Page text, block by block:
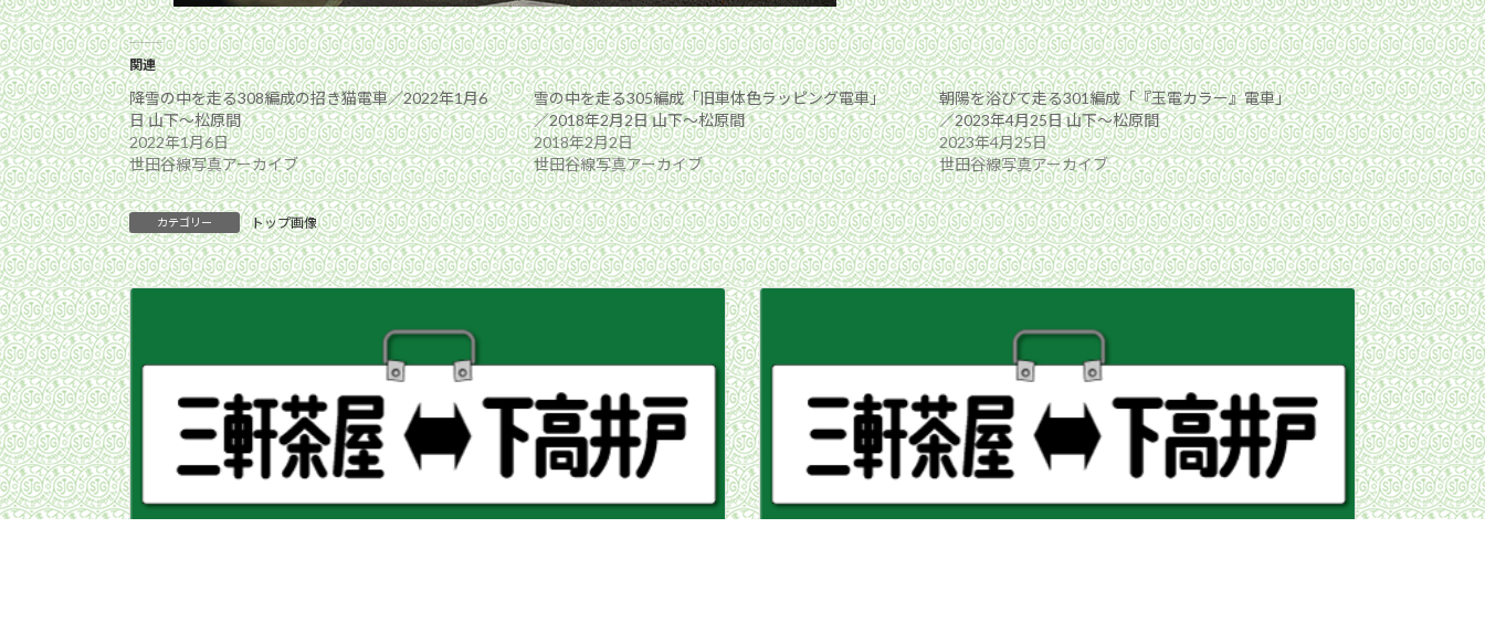
関連
降雪の中を走る308編成の招き猫電車／2022年1月6
日 山下〜松原間
2022年1月6日
世田谷線写真アーカイブ
雪の中を走る305編成「旧車体色ラッピング電車」
／2018年2月2日 山下〜松原間
2018年2月2日
世田谷線写真アーカイブ
朝陽を浴びて走る301編成「『玉電カラー』電車」
／2023年4月25日 山下〜松原間
2023年4月25日
世田谷線写真アーカイブ
カテゴリー トップ画像